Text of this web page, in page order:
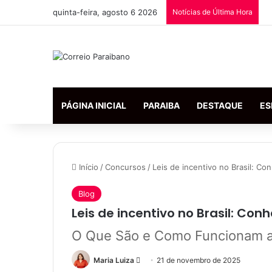
quinta-feira, agosto 6 2026 Notícias de Última Hora
PÁGINA INICIAL PARAIBA DESTAQUE
Início /Concursos / Leis de incentivo no Brasil:
Blog
Leis de incentivo no Brasil:
O Que São e Como Funcionam
Maria Luiza
Mande21 de novembro de 2025